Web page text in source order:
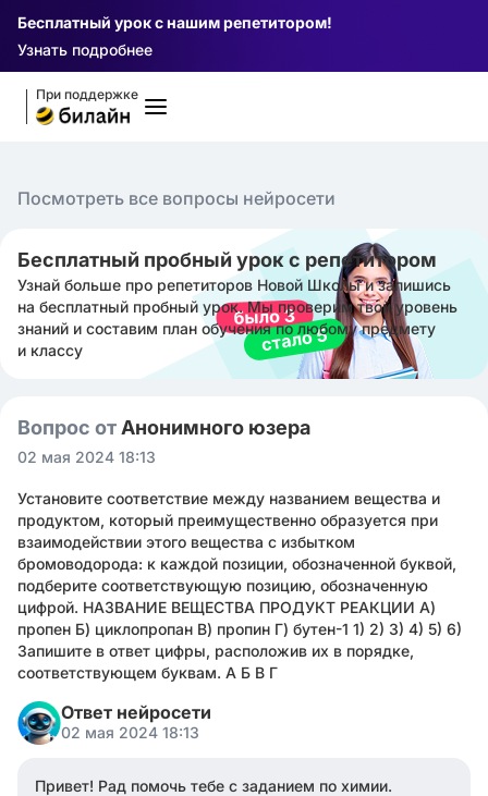
Бесплатный урок с нашим репетитором!
Узнать подробнее
При поддержке
Посмотреть все вопросы нейросети
Бесплатный пробный урок с репетитором
Узнай больше про репетиторов Новой Школы и запишись
на бесплатный пробный урок. Мы проверим твой уровень
знаний и составим план обучения по любому предмету
и классу
Вопрос от Анонимного юзера
02 мая 2024 18:13
Установите соответствие между названием вещества и
продуктом, который преимущественно образуется при
взаимодействии этого вещества с избытком
бромоводорода: к каждой позиции, обозначенной буквой,
подберите соответствующую позицию, обозначенную
цифрой. НАЗВАНИЕ ВЕЩЕСТВА ПРОДУКТ РЕАКЦИИ А)
пропен Б) циклопропан В) пропин Г) бутен-1 1) 2) 3) 4) 5) 6)
Запишите в ответ цифры, расположив их в порядке,
соответствующем буквам. А Б В Г
Ответ нейросети
02 мая 2024 18:13
Привет! Рад помочь тебе с заданием по химии.